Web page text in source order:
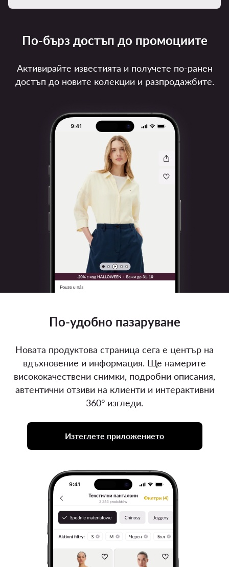
По-бърз достъп до промоциите
Активирайте известията и получете по-ранен
достъп до новите колекции и разпродажбите.
По-удобно пазаруване
Новата продуктова страница сега е център на
вдъхновение и информация. Ще намерите
висококачествени снимки, подробни описания,
автентични отзиви на клиенти и интерактивни
360° изгледи.
Изтеглете приложението